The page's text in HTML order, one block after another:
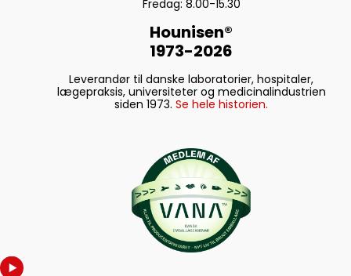
Fredag: 8.00-15.30
Hounisen®
1973-2026
Leverandør til danske laboratorier, hospitaler,
lægepraksis, universiteter og medicinalindustrien
siden 1973. Se hele historien.